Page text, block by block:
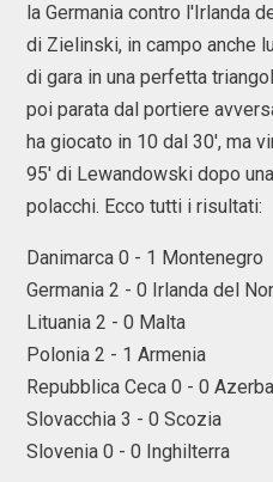
la Germania contro l'Irlanda
di Zielinski, in campo anche
di gara in una perfetta
poi parata dal portiere
ha giocato in 10 dal 30', ma
95' di Lewandowski dopo
polacchi. Ecco tutti i risultati:
Danimarca 0 - 1 Montenegro
Germania 2 - 0 Irlanda del
Lituania 2 - 0 Malta
Polonia 2 - 1 Armenia
Repubblica Ceca 0 - 0
Slovacchia 3 - 0 Scozia
Slovenia 0 - 0 Inghilterra